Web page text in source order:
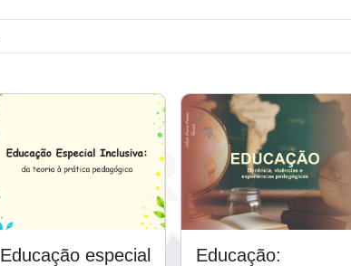
Educação especial
Educação: